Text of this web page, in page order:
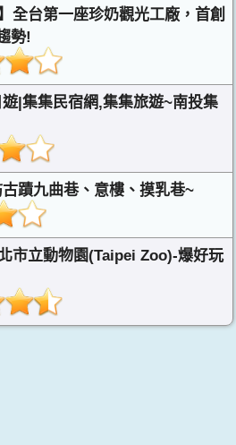
全台第一座珍奶觀光工廠，首創
勢!
|集集民宿網,集集旅遊~南投集
蹟九曲巷、意樓、摸乳巷~
市立動物園(Taipei Zoo)-爆好玩